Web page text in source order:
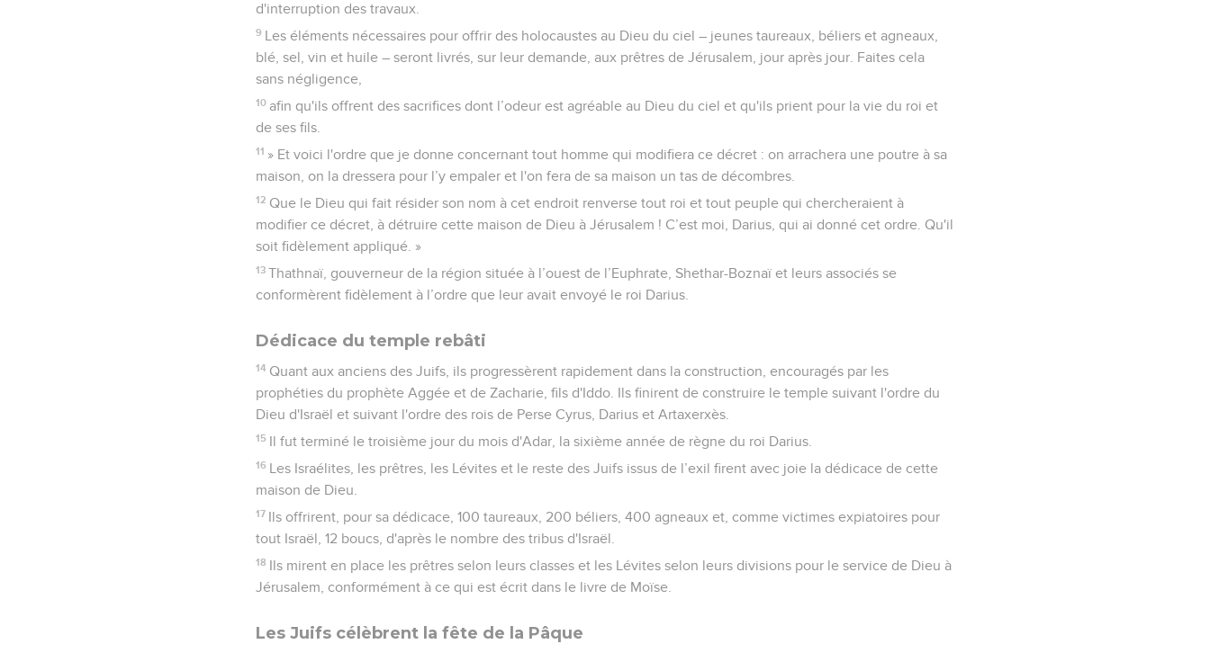
d'interruption des travaux.
9 Les éléments nécessaires pour offrir des holocaustes au Dieu du ciel – jeunes taureaux, béliers et agneaux,
blé, sel, vin et huile – seront livrés, sur leur demande, aux prêtres de Jérusalem, jour après jour. Faites cela
sans négligence,
10 afin qu'ils offrent des sacrifices dont l’odeur est agréable au Dieu du ciel et qu'ils prient pour la vie du roi et
de ses fils.
11 » Et voici l'ordre que je donne concernant tout homme qui modifiera ce décret : on arrachera une poutre à sa
maison, on la dressera pour l’y empaler et l'on fera de sa maison un tas de décombres.
12 Que le Dieu qui fait résider son nom à cet endroit renverse tout roi et tout peuple qui chercheraient à
modifier ce décret, à détruire cette maison de Dieu à Jérusalem ! C’est moi, Darius, qui ai donné cet ordre. Qu'il
soit fidèlement appliqué. »
13 Thathnaï, gouverneur de la région située à l’ouest de l’Euphrate, Shethar-Boznaï et leurs associés se
conformèrent fidèlement à l’ordre que leur avait envoyé le roi Darius.
Dédicace du temple rebâti
14 Quant aux anciens des Juifs, ils progressèrent rapidement dans la construction, encouragés par les
prophéties du prophète Aggée et de Zacharie, fils d'Iddo. Ils finirent de construire le temple suivant l'ordre du
Dieu d'Israël et suivant l'ordre des rois de Perse Cyrus, Darius et Artaxerxès.
15 Il fut terminé le troisième jour du mois d'Adar, la sixième année de règne du roi Darius.
16 Les Israélites, les prêtres, les Lévites et le reste des Juifs issus de l’exil firent avec joie la dédicace de cette
maison de Dieu.
17 Ils offrirent, pour sa dédicace, 100 taureaux, 200 béliers, 400 agneaux et, comme victimes expiatoires pour
tout Israël, 12 boucs, d'après le nombre des tribus d'Israël.
18 Ils mirent en place les prêtres selon leurs classes et les Lévites selon leurs divisions pour le service de Dieu à
Jérusalem, conformément à ce qui est écrit dans le livre de Moïse.
Les Juifs célèbrent la fête de la Pâque